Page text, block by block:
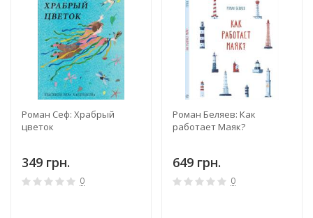
Роман Сеф: Храбрый
цветок
349 грн.
0
Роман Беляев: Как
работает Маяк?
649 грн.
0